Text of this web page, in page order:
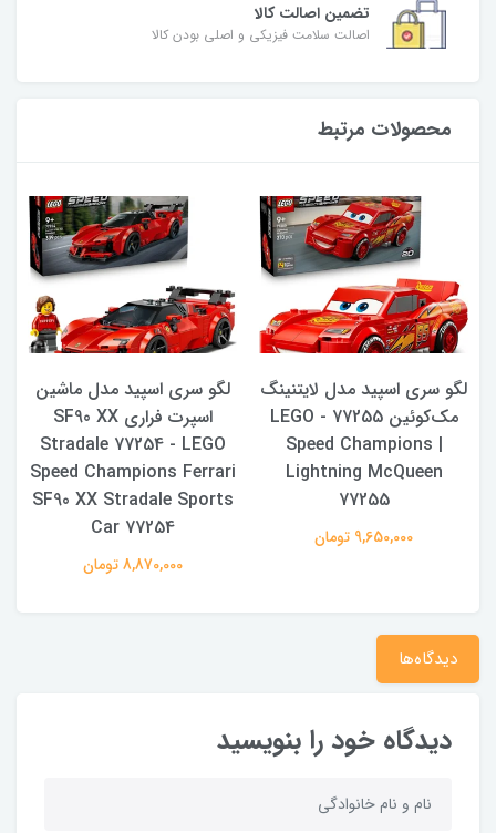
تضمین اصالت کالا
اصالت سلامت فیزیکی و اصلی بودن کالا
محصولات مرتبط
لگو سری اسپید مدل لایتنینگ
مک‌کوئین 77255 - LEGO
Speed ​​Champions |
Lightning McQueen
77255
9,650,000 تومان
لگو سری اسپید مدل ماشین
اسپرت فراری SF90 XX
Stradale 77254 - LEGO
Speed ​​Champions Ferrari
SF90 XX Stradale Sports
Car 77254
8,870,000 تومان
دیدگاه‌ها
دیدگاه خود را بنویسید